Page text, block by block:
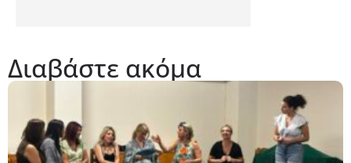
Διαβάστε ακόμα